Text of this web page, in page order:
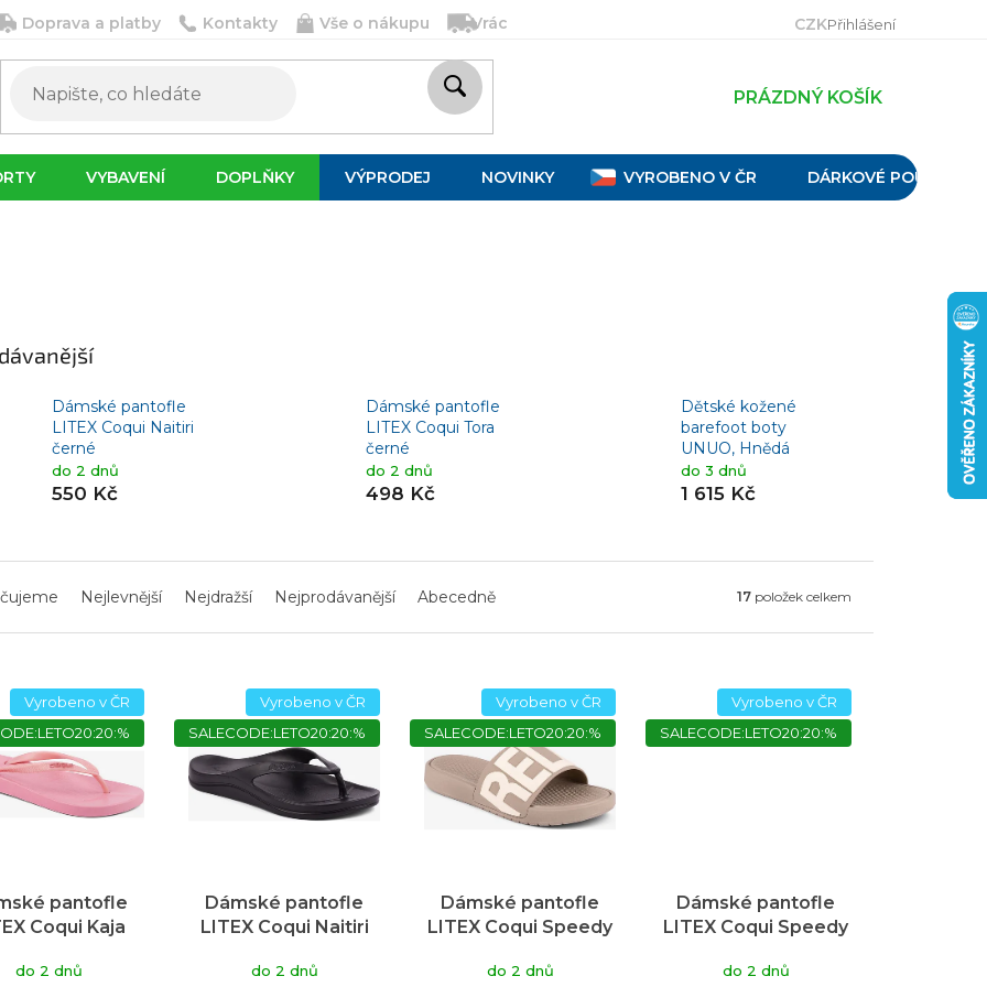
Doprava a platby Kontakty Vše o nákupu Vrácení, výměna a reklamace Velikostní tabulky
CZKPřihlášení
PRÁZDNÝ KOŠÍK
VYBAVENÍ DOPLŇKY VÝPRODEJ NOVINKY VYROBENO V ČR DÁRKOVÉ POUKAZY
Dámské pantofle
LITEX Coqui Naitiri
černé
do 2 dnů
550 Kč
Dámské pantofle
LITEX Coqui Tora
černé
do 2 dnů
498 Kč
Dětské kožené
barefoot boty
UNUO, Hnědá
do 3 dnů
1 615 Kč
Nejlevnější Nejdražší Nejprodávanější Abecedně 17 položek celkem
Vyrobeno v ČR
pantofle
Coqui Kaja
do 2 dnů
Vyrobeno v ČR
SALECODE:LETO20:20:%
Dámské pantofle
LITEX Coqui Naitiri
do 2 dnů
Vyrobeno v ČR
SALECODE:LETO20:20:%
Dámské pantofle
LITEX Coqui Speedy
do 2 dnů
Vyrobeno v ČR
SALECODE:LETO20:20:%
Dámské pantofle
LITEX Coqui Speedy
do 2 dnů